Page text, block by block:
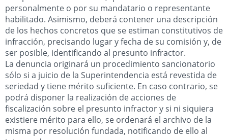
personalmente o por su mandatario o representante
habilitado. Asimismo, deberá contener una descripción
de los hechos concretos que se estiman constitutivos de
infracción, precisando lugar y fecha de su comisión y, de
ser posible, identificando al presunto infractor.
La denuncia originará un procedimiento sancionatorio
sólo si a juicio de la Superintendencia está revestida de
seriedad y tiene mérito suficiente. En caso contrario, se
podrá disponer la realización de acciones de
fiscalización sobre el presunto infractor y si ni siquiera
existiere mérito para ello, se ordenará el archivo de la
misma por resolución fundada, notificando de ello al